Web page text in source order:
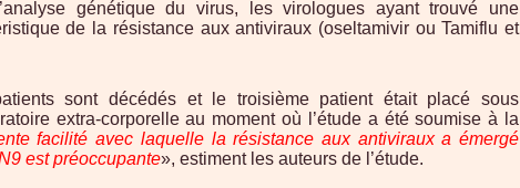
génétique du virus, les virologues ayant trouvé une
de la résistance aux antiviraux (oseltamivir ou Tamiflu et
sont décédés et le troisième patient était placé sous
extra-corporelle au moment où l’étude a été soumise à la
facilité avec laquelle la résistance aux antiviraux a émergé
est préoccupante», estiment les auteurs de l’étude.